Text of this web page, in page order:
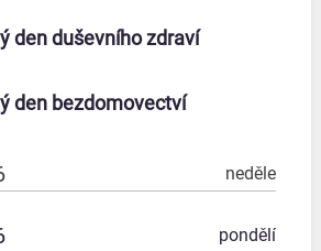
den duševního zdraví
den bezdomovectví
neděle
pondělí